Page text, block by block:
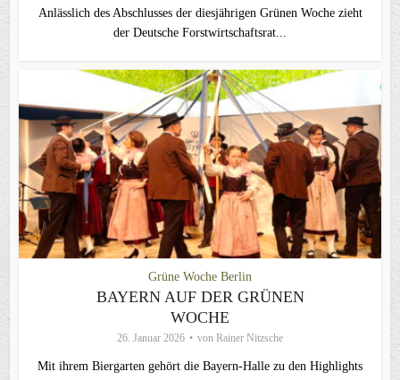
Anlässlich des Abschlusses der diesjährigen Grünen Woche zieht
der Deutsche Forstwirtschaftsrat...
Grüne Woche Berlin
BAYERN AUF DER GRÜNEN
WOCHE
26. Januar 2026 von Rainer Nitzsche
Mit ihrem Biergarten gehört die Bayern-Halle zu den Highlights